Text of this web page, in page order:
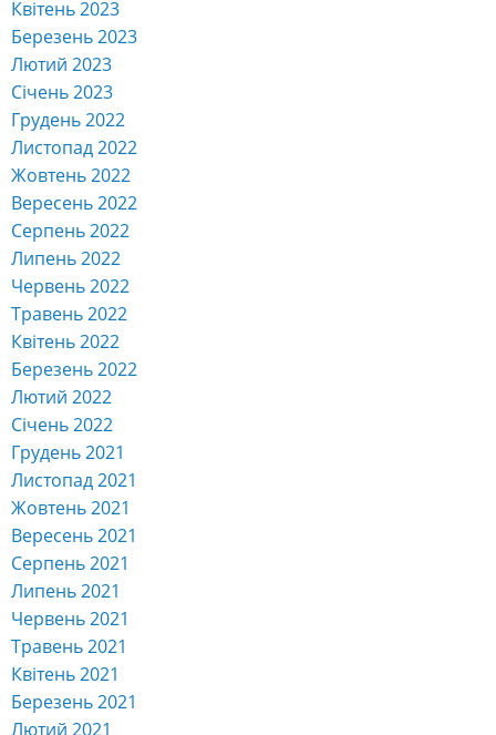
Квітень 2023
Березень 2023
Лютий 2023
Січень 2023
Грудень 2022
Листопад 2022
Жовтень 2022
Вересень 2022
Серпень 2022
Липень 2022
Червень 2022
Травень 2022
Квітень 2022
Березень 2022
Лютий 2022
Січень 2022
Грудень 2021
Листопад 2021
Жовтень 2021
Вересень 2021
Серпень 2021
Липень 2021
Червень 2021
Травень 2021
Квітень 2021
Березень 2021
Лютий 2021